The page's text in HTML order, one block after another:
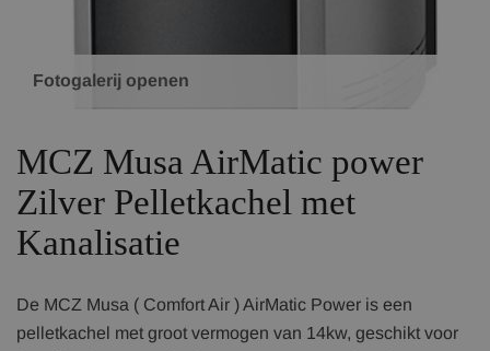
Fotogalerij openen
MCZ Musa AirMatic power
Zilver Pelletkachel met
Kanalisatie
De MCZ Musa ( Comfort Air ) AirMatic Power is een
pelletkachel met groot vermogen van 14kw, geschikt voor